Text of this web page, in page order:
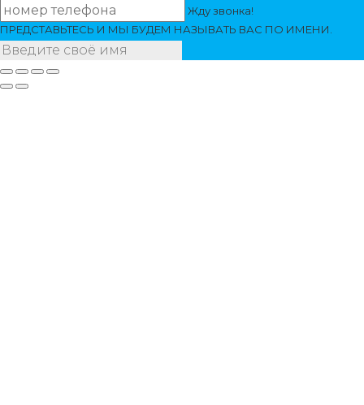
Жду звонка!
ПРЕДСТАВЬТЕСЬ И МЫ БУДЕМ НАЗЫВАТЬ ВАС ПО ИМЕНИ.